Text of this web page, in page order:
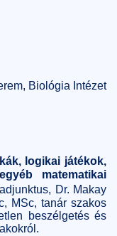
Biológia Intézet
logikai játékok,
matematikai
Dr. Makay
MSc, tanár szakos
beszélgetés és